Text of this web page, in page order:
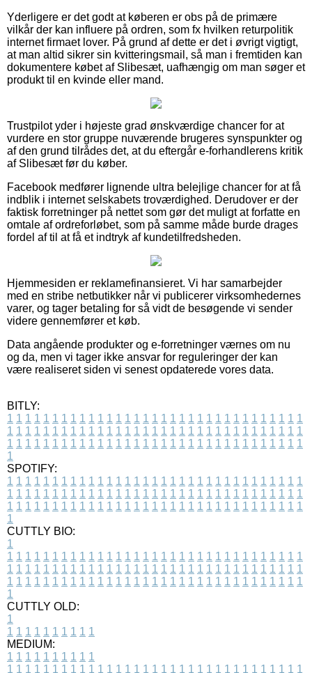
Yderligere er det godt at køberen er obs på de primære
vilkår der kan influere på ordren, som fx hvilken returpolitik
internet firmaet lover. På grund af dette er det i øvrigt vigtigt,
at man altid sikrer sin kvitteringsmail, så man i fremtiden kan
dokumentere købet af Slibesæt, uafhængig om man søger et
produkt til en kvinde eller mand.
Trustpilot yder i højeste grad ønskværdige chancer for at
vurdere en stor gruppe nuværende brugeres synspunkter og
af den grund tilrådes det, at du eftergår e-forhandlerens kritik
af Slibesæt før du køber.
Facebook medfører lignende ultra belejlige chancer for at få
indblik i internet selskabets troværdighed. Derudover er der
faktisk forretninger på nettet som gør det muligt at forfatte en
omtale af ordreforløbet, som på samme måde burde drages
fordel af til at få et indtryk af kundetilfredsheden.
Hjemmesiden er reklamefinansieret. Vi har samarbejder
med en stribe netbutikker når vi publicerer virksomhedernes
varer, og tager betaling for så vidt de besøgende vi sender
videre gennemfører et køb.
Data angående produkter og e-forretninger værnes om nu
og da, men vi tager ikke ansvar for reguleringer der kan
være realiseret siden vi senest opdaterede vores data.
BITLY:
1 1 1 1 1 1 1 1 1 1 1 1 1 1 1 1 1 1 1 1 1 1 1 1 1 1 1 1 1 1 1 1 1
1 1 1 1 1 1 1 1 1 1 1 1 1 1 1 1 1 1 1 1 1 1 1 1 1 1 1 1 1 1 1 1 1
1 1 1 1 1 1 1 1 1 1 1 1 1 1 1 1 1 1 1 1 1 1 1 1 1 1 1 1 1 1 1 1 1
1
SPOTIFY:
1 1 1 1 1 1 1 1 1 1 1 1 1 1 1 1 1 1 1 1 1 1 1 1 1 1 1 1 1 1 1 1 1
1 1 1 1 1 1 1 1 1 1 1 1 1 1 1 1 1 1 1 1 1 1 1 1 1 1 1 1 1 1 1 1 1
1 1 1 1 1 1 1 1 1 1 1 1 1 1 1 1 1 1 1 1 1 1 1 1 1 1 1 1 1 1 1 1 1
1
CUTTLY BIO:
1
1 1 1 1 1 1 1 1 1 1 1 1 1 1 1 1 1 1 1 1 1 1 1 1 1 1 1 1 1 1 1 1 1
1 1 1 1 1 1 1 1 1 1 1 1 1 1 1 1 1 1 1 1 1 1 1 1 1 1 1 1 1 1 1 1 1
1 1 1 1 1 1 1 1 1 1 1 1 1 1 1 1 1 1 1 1 1 1 1 1 1 1 1 1 1 1 1 1 1
1
CUTTLY OLD:
1
1 1 1 1 1 1 1 1 1 1
MEDIUM:
1 1 1 1 1 1 1 1 1 1
1 1 1 1 1 1 1 1 1 1 1 1 1 1 1 1 1 1 1 1 1 1 1 1 1 1 1 1 1 1 1 1 1